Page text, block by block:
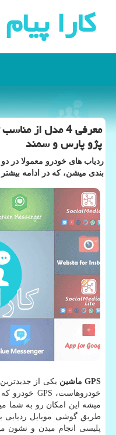
كارا پیام
معرفی 4 مدل از
پژو پارس و سمند
ردیاب های خودرو معمولا در
بندی میشن، که در ادامه
GPSماشین یکی از
خودروهاست، GPS خودرو که
میشه این امکان رو به شما
طریق گوشی موبایل ردیابی
پلیسی انجام میدن و نشون